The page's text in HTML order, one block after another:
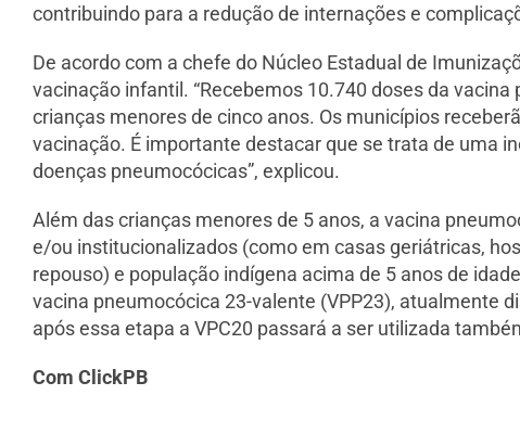
contribuindo para a redução de internações e
De acordo com a chefe do Núcleo Estadual de
vacinação infantil. “Recebemos 10.740 doses da
crianças menores de cinco anos. Os municípios
vacinação. É importante destacar que se trata de uma
doenças pneumocócicas”, explicou.
Além das crianças menores de 5 anos, a vacina
e/ou institucionalizados (como em casas geriátricas,
repouso) e população indígena acima de 5 anos de
vacina pneumocócica 23-valente (VPP23), atualmente
após essa etapa a VPC20 passará a ser utilizada
Com ClickPB